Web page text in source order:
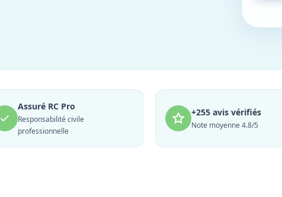
Assuré RC Pro
Responsabilité civile
professionnelle
+255 avis vérifiés
Note moyenne 4.8/5